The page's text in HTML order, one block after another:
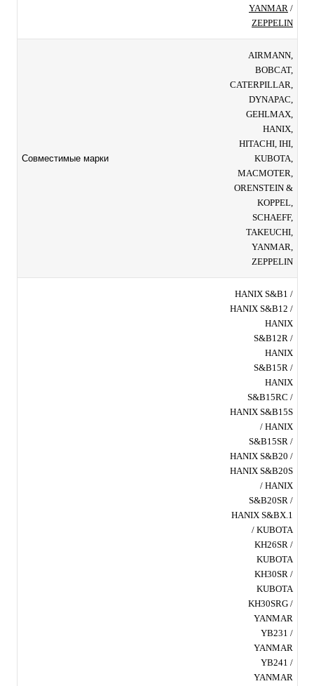
YANMAR /
ZEPPELIN
Совместимые марки
AIRMANN,
BOBCAT,
CATERPILLAR,
DYNAPAC,
GEHLMAX,
HANIX,
HITACHI, IHI,
KUBOTA,
MACMOTER,
ORENSTEIN &
KOPPEL,
SCHAEFF,
TAKEUCHI,
YANMAR,
ZEPPELIN
HANIX S&B1 /
HANIX S&B12 /
HANIX
S&B12R /
HANIX
S&B15R /
HANIX
S&B15RC /
HANIX S&B15S
/ HANIX
S&B15SR /
HANIX S&B20 /
HANIX S&B20S
/ HANIX
S&B20SR /
HANIX S&BX.1
/ KUBOTA
KH26SR /
KUBOTA
KH30SR /
KUBOTA
KH30SRG /
YANMAR
YB231 /
YANMAR
YB241 /
YANMAR